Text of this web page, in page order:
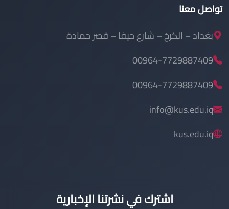
تواصل معنا
بغداد – الكرخ – شارع حيفا – قصر حمادة
00964-7729887409
00964-7729887409
info@kus.edu.iq
kus.edu.iq
اشترك في نشرتنا الإخبارية